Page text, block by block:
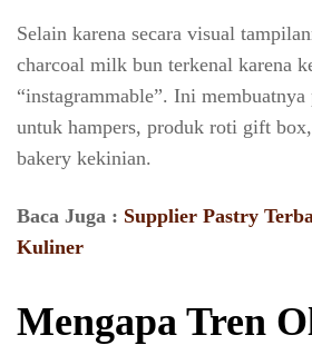
Selain karena secara visual
charcoal milk bun terkenal karena
“instagrammable”. Ini
untuk hampers, produk roti gift
bakery kekinian.
Baca Juga : Supplier Pastry
Kuliner
Mengapa Tren